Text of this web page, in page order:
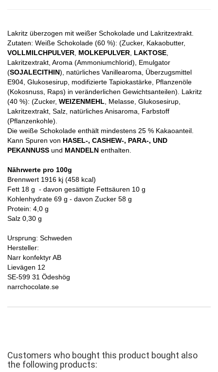
Lakritz überzogen mit weißer Schokolade und Lakritzextrakt.
Zutaten: Weiße Schokolade (60 %): (Zucker, Kakaobutter,
VOLLMILCHPULVER MOLKEPULVER LAKTOSE
Lakritzextrakt, Aroma (Ammoniumchlorid), Emulgator
(SOJALECITHIN), natürliches Vanillearoma, Überzugsmittel
E904, Glukosesirup, modifizierte Tapiokastärke, Pflanzenöle
(Kokosnuss, Raps) in veränderlichen Gewichtsanteilen). Lakritz
(40 %): (Zucker, WEIZENMEHL , Melasse, Glukosesirup,
Lakritzextrakt, Salz, natürliches Anisaroma, Farbstoff
(Pflanzenkohle).
Die weiße Schokolade enthält mindestens 25 % Kakaoanteil.
Kann Spuren von HASEL-, CASHEW-, PARA-, UND
PEKANNUSS und MANDELN enthalten.
Nährwerte pro 100g
Brennwert 1916 kj (458 kcal)
Fett 18 g - davon gesättigte Fettsäuren 10 g
Kohlenhydrate 69 g - davon Zucker 58 g
Protein: 4,0 g
Salz 0,30 g
Ursprung: Schweden
Hersteller:
Narr konfektyr AB
Lievägen 12
SE-599 31 Ödeshög
narrchocolate.se
Customers who bought this product bought also
the following products: